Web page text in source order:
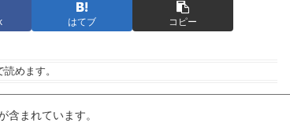
はてブ コピー
読めます。
含まれています。